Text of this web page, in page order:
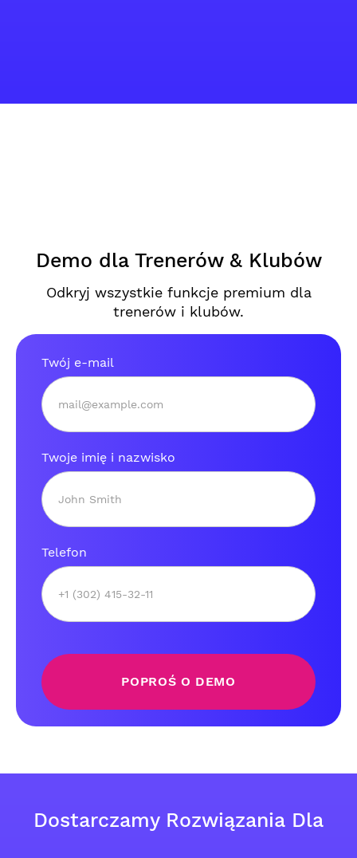
Demo dla Trenerów & Klubów
Odkryj wszystkie funkcje premium dla
trenerów i klubów.
Twój e-mail
Twoje imię i nazwisko
Telefon
Dostarczamy Rozwiązania Dla